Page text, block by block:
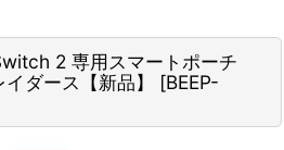
2 専用スマートポーチ
ダース【新品】
[BEEP-